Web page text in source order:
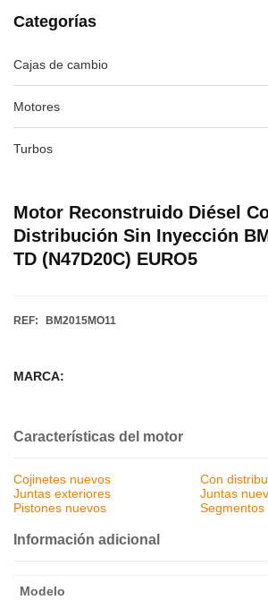
Categorías
Cajas de cambio
Motores
Turbos
Motor Reconstruido Diésel
Distribución Sin Inyección
TD (N47D20C) EURO5
REF: BM2015MO11
MARCA:
Características del motor
Cojinetes nuevos
Con
Juntas exteriores
Juntas
Pistones nuevos
Segmentos
Información adicional
Modelo